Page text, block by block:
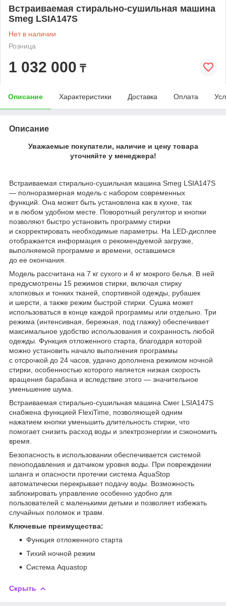
Встраиваемая стирально-сушильная машина
Smeg LSIA147S
Нет в наличии
Розница
1 032 000 ₸
Описание Характеристики Доставка Оплата
Описание
Уважаемые покупатели, наличие и цену товара
уточняйте у менеджера!
Встраиваемая стирально-сушильная машина Smeg LSIA147S
― полноразмерная модель с набором современных
функций. Она может быть установлена как в кухне, так
и в любом удобном месте. Поворотный регулятор и кнопки
позволяют быстро установить программу стирки
и скорректировать необходимые параметры. На LED-дисплее
отображается информация о рекомендуемой загрузке,
выполняемой программе и времени, оставшемся
до ее окончания.
Модель рассчитана на 7 кг сухого и 4 кг мокрого белья. В ней
предусмотрены 15 режимов стирки, включая стирку
хлопковых и тонких тканей, спортивной одежды, рубашек
и шерсти, а также режим быстрой стирки. Сушка может
использоваться в конце каждой программы или отдельно. Три
режима (интенсивная, бережная, под глажку) обеспечивает
максимальное удобство использования и сохранность любой
одежды. Функция отложенного старта, благодаря которой
можно установить начало выполнения программы
с отсрочкой до 24 часов, удачно дополнена режимом ночной
стирки, особенностью которого является низкая скорость
вращения барабана и вследствие этого ― значительное
уменьшение шума.
Встраиваемая стирально-сушильная машина Смег LSIA147S
снабжена функцией FlexiTime, позволяющей одним
нажатием кнопки уменьшить длительность стирки, что
помогает снизить расход воды и электроэнергии и сэкономить
время.
Безопасность в использовании обеспечивается системой
пеноподавления и датчиком уровня воды. При повреждении
шланга и опасности протечки система AquaStop
автоматически перекрывает подачу воды. Возможность
заблокировать управление особенно удобно для
пользователей с маленькими детьми и позволяет избежать
случайных поломок и травм.
Ключевые преимущества:
Функция отложенного старта
Тихий ночной режим
Система Aquastop
Скрыть